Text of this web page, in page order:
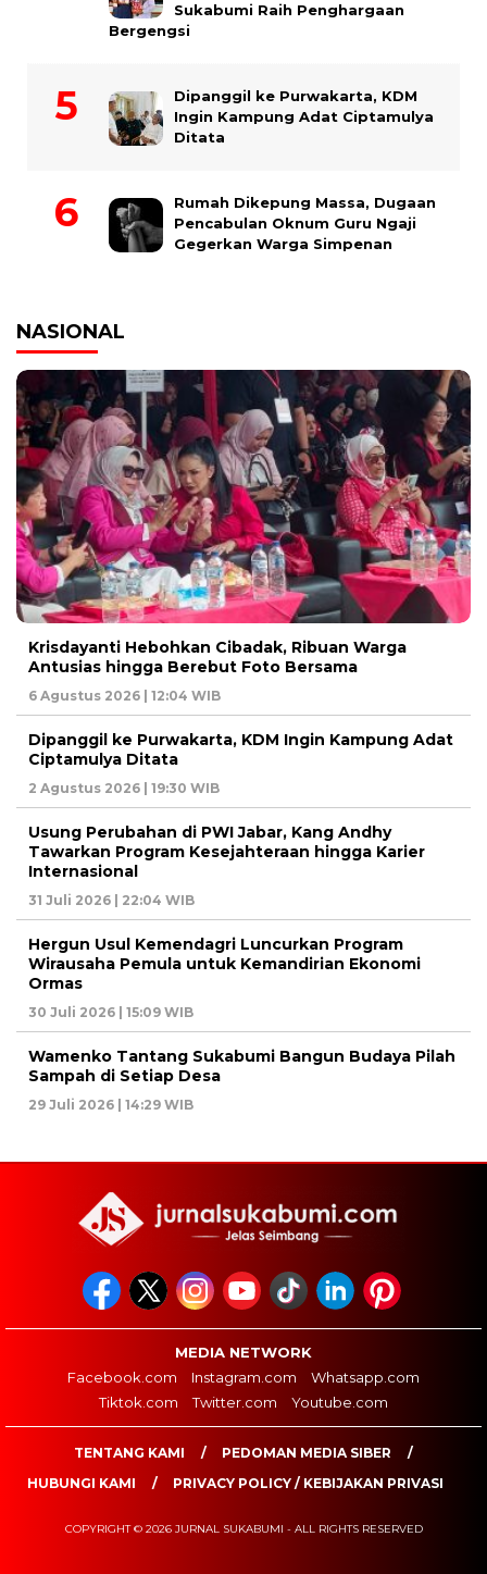
Sukabumi Raih Penghargaan
Bergengsi
Dipanggil ke Purwakarta, KDM
Ingin Kampung Adat Ciptamulya
Ditata
Rumah Dikepung Massa, Dugaan
Pencabulan Oknum Guru Ngaji
Gegerkan Warga Simpenan
NASIONAL
Krisdayanti Hebohkan Cibadak, Ribuan Warga
Antusias hingga Berebut Foto Bersama
6 Agustus 2026 | 12:04 WIB
Dipanggil ke Purwakarta, KDM Ingin Kampung Adat
Ciptamulya Ditata
2 Agustus 2026 | 19:30 WIB
Usung Perubahan di PWI Jabar, Kang Andhy
Tawarkan Program Kesejahteraan hingga Karier
Internasional
31 Juli 2026 | 22:04 WIB
Hergun Usul Kemendagri Luncurkan Program
Wirausaha Pemula untuk Kemandirian Ekonomi
Ormas
30 Juli 2026 | 15:09 WIB
Wamenko Tantang Sukabumi Bangun Budaya Pilah
Sampah di Setiap Desa
29 Juli 2026 | 14:29 WIB
MEDIA NETWORK
Facebook.com
Instagram.com
Whatsapp.com
Tiktok.com
Twitter.com Youtube.com
TENTANG KAMI
PEDOMAN MEDIA SIBER
HUBUNGI KAMI
PRIVACY POLICY / KEBIJAKAN PRIVASI
COPYRIGHT © 2026 JURNAL SUKABUMI - ALL RIGHTS RESERVED